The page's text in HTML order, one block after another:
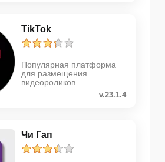
TikTok
Популярная платформа
для размещения
видеороликов
v.23.1.4
Чи Гап